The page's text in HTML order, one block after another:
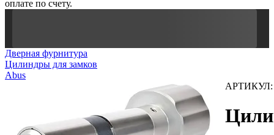
оплате по счету.
Дверная фурнитура
Цилиндры для замков
Abus